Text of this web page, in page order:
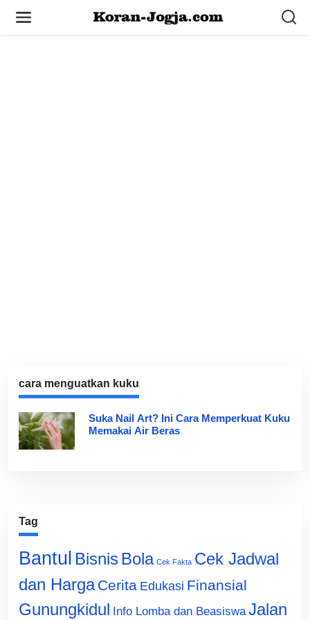
cara menguatkan kuku
Suka Nail Art? Ini Cara Memperkuat Kuku
Memakai Air Beras
Tag
Bantul Bisnis Bola Cek Fakta Cek Jadwal
dan Harga Cerita Edukasi Finansial
Gunungkidul Info Lomba dan Beasiswa Jalan